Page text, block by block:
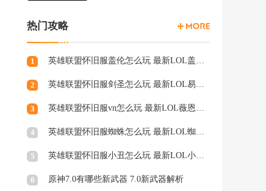
热门攻略
1 英雄联盟怀旧服盖伦怎么玩 最新LOL盖伦天赋符文
2 英雄联盟怀旧服剑圣怎么玩 最新LOL易天赋符文
3 英雄联盟怀旧服vn怎么玩 最新LOL薇恩天赋符文
4 英雄联盟怀旧服蜘蛛怎么玩 最新LOL蜘蛛天赋符文
5 英雄联盟怀旧服小丑怎么玩 最新LOL小丑天赋符文
6 原神7.0有哪些新武器 7.0新武器解析